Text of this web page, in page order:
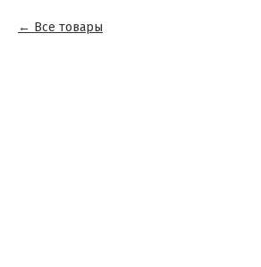
Все товары